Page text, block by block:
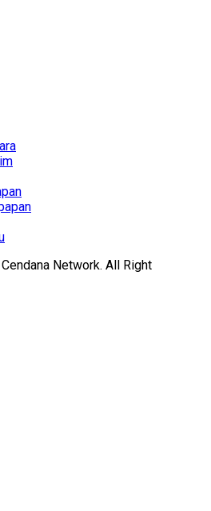
Network. All Right